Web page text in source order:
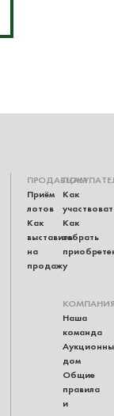
ПРОДАВЦАМ
Приём
лотов
Как
выставить
на
продажу
Как
Как
забрать
Наша
команда
дом
Общие
правила
и